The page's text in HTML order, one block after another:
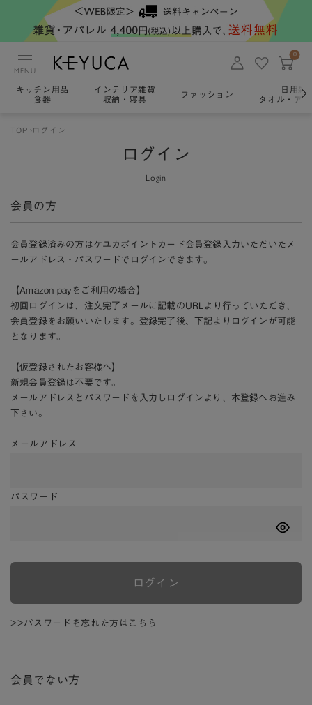
MENU
0
キッチン用品
食器
インテリア雑貨
収納・寝具
ファッション
日用雑
タオル・ア
TOP ログイン
ログイン
Login
会員の方
会員登録済みの方はケユカポイントカード会員登録入力いただいたメ
ールアドレス・パスワードでログインできます。
【Amazon payをご利用の場合】
初回ログインは、注文完了メールに記載のURLより行っていただき、
会員登録をお願いいたします。登録完了後、下記よりログインが可能
となります。
【仮登録されたお客様へ】
新規会員登録は不要です。
メールアドレスとパスワードを入力しログインより、本登録へお進み
下さい。
メールアドレス
パスワード
ログイン
>>パスワードを忘れた方はこちら
会員でない方